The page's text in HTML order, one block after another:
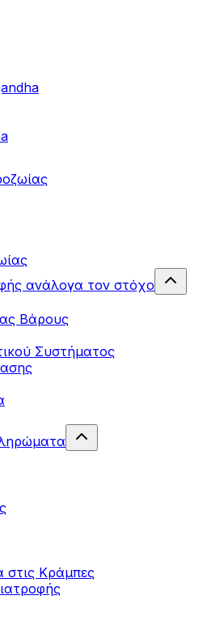
ανάλογα τον στόχο
Βάρους
Συστήματος
Κράμπες